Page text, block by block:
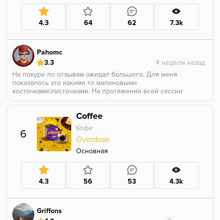
4.3 64 62 7.3k
Pahomc
3.3
На покуре по отзывам ожидал большего. Для меня
показалось это какими то малиновыми
косточками\листочками. На протяжении всей сессии
6
Coffee
Кофе
Overdose
Основная
4.3 56 53 4.3k
Griffons